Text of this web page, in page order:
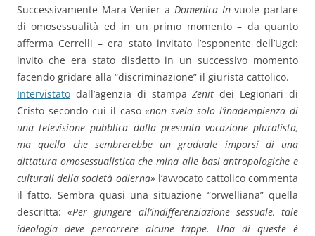
Successivamente Mara Venier a Domenica Invuole parlare
di omosessualità ed in un primo momento – da quanto
afferma Cerrelli – era stato invitato l’esponente dell’Ugci:
invito che era stato disdetto in un successivo momento
facendo gridare alla “discriminazione” il giurista cattolico.
Intervistato dall’agenzia di stampaZenit dei Legionari di
Cristo secondo cui il caso«non svela solo l’inadempienza di
una televisione pubblica dalla presunta vocazione pluralista,
ma quello che sembrerebbe un graduale imporsi di una
dittatura omosessualistica che mina alle basi antropologiche e
culturali della società odierna» l’avvocato cattolico commenta
il fatto. Sembra quasi una situazione “orwelliana” quella
descritta:«Per giungere all’indifferenziazione sessuale, tale
ideologia deve percorrere alcune tappe. Una di queste è